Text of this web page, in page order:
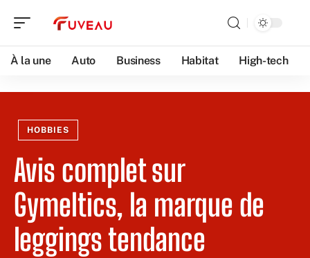
À la une Auto Business Habitat High-tech
HOBBIES
Avis complet sur
Gymeltics, la marque de
leggings tendance